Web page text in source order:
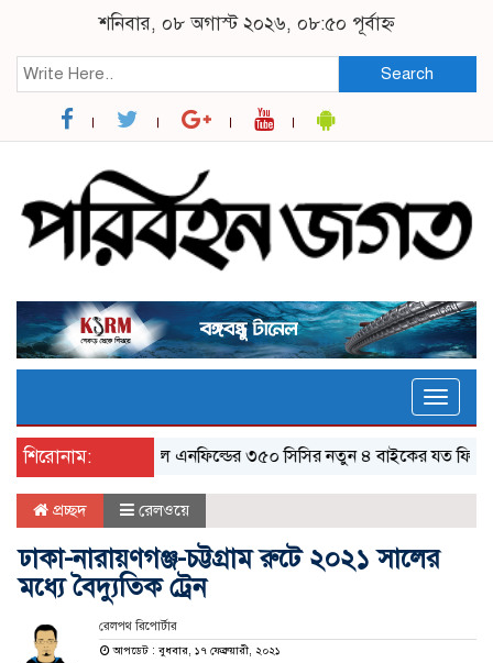
শনিবার, ০৮ অগাস্ট ২০২৬, ০৮:৫০ পূর্বাহ্ন
Search
Toggle
শিরোনাম:র‌য়্যাল এনফিল্ডের ৩৫০ সিসির নতুন ৪ বাইকের যত ফিচার
প্রচ্ছদ রেলওয়ে
ঢাকা-নারায়ণগঞ্জ-চট্টগ্রাম রুটে ২০২১ সালের
মধ্যে বৈদ্যুতিক ট্রেন
রেলপথ রিপোর্টার
আপডেট : বুধবার, ১৭ ফেব্রুয়ারী, ২০২১